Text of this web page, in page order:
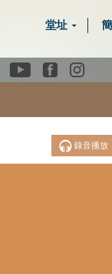
堂址 簡
YoutubeFacebook
錄音播放